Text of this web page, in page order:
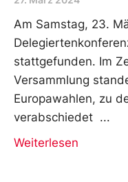
Am Samstag, 23.
stattgefunden. Im
Versammlung
Europawahlen, zu
verabschiedet
Weiterlesen